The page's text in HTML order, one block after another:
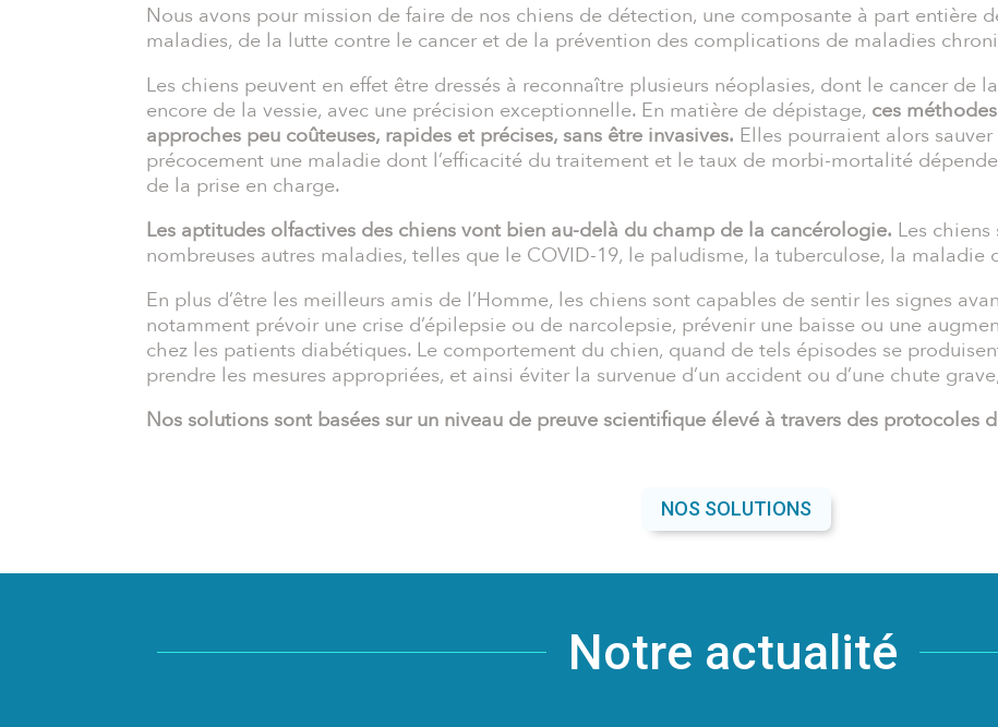
Nous avons pour mission de faire de nos chiens de détection, une composante à part entière
maladies, de la lutte contre le cancer et de la prévention des complications de maladies
Les chiens peuvent en effet être dressés à reconnaître plusieurs néoplasies, dont le cancer de
encore de la vessie, avec une précision exceptionnelle. En matière de dépistage, ces
approches peu coûteuses, rapides et précises, sans être invasives. Elles pourraient alors
précocement une maladie dont l’efficacité du traitement et le taux de morbi-mortalité
de la prise en charge.
Les aptitudes olfactives des chiens vont bien au-delà du champ de la cancérologie. Les
nombreuses autres maladies, telles que le COVID-19, le paludisme, la tuberculose, la maladie
En plus d’être les meilleurs amis de l’Homme, les chiens sont capables de sentir les signes
notamment prévoir une crise d’épilepsie ou de narcolepsie, prévenir une baisse ou une
chez les patients diabétiques. Le comportement du chien, quand de tels épisodes se
prendre les mesures appropriées, et ainsi éviter la survenue d’un accident ou d’une chute
Nos solutions sont basées sur un niveau de preuve scientifique élevé à travers des protocoles
NOS SOLUTIONS
Notre actualité